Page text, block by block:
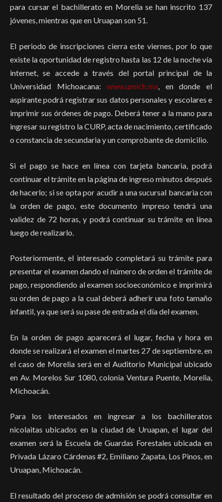
para cursar el bachillerato en Morelia se han inscrito 137
jóvenes, mientras que en Uruapan son 51.
El periodo de inscripciones cierra este viernes, por lo que
existe la oportunidad de registro hasta las 12 de la noche vía
internet, se accede a través del portal principal de la
Universidad Michoacana:www.umich.mx, en donde el
aspirante podrá registrar sus datos personales y escolares e
imprimir sus órdenes de pago. Deberá tener a la mano para
ingresar su registro la CURP, acta de nacimiento, certificado
o constancia de secundaria y un comprobante de domicilio.
Si el pago se hace en línea con tarjeta bancaria, podrá
continuar el trámite en la página de ingreso minutos después
de hacerlo; si se opta por acudir a una sucursal bancaria con
la orden de pago, este documento impreso tendrá una
validez de 72 horas, y podrá continuar su trámite en línea
luego de realizarlo.
Posteriormente, el interesado completará su trámite para
presentar el examen dando el número de orden el trámite de
pago, respondiendo al examen socioeconómico e imprimirá
su orden de pago a la cual deberá adherir una foto tamaño
infantil, ya que será su pase de entrada el día del examen.
En la orden de pago aparecerá el lugar, fecha y hora en
donde se realizará el examen el martes 27 de septiembre, en
el caso de Morelia será en el Auditorio Municipal ubicado
en Av. Morelos Sur 1080, colonia Ventura Puente, Morelia,
Michoacán.
Para los interesados en ingresar a los bachilleratos
nicolaitas ubicados en la ciudad de Uruapan, el lugar del
examen será la Escuela de Guardas Forestales ubicada en
Privada Lázaro Cárdenas #2, Emiliano Zapata, Los Pinos, en
Uruapan, Michoacán.
El resultado del proceso de admisión se podrá consultar en